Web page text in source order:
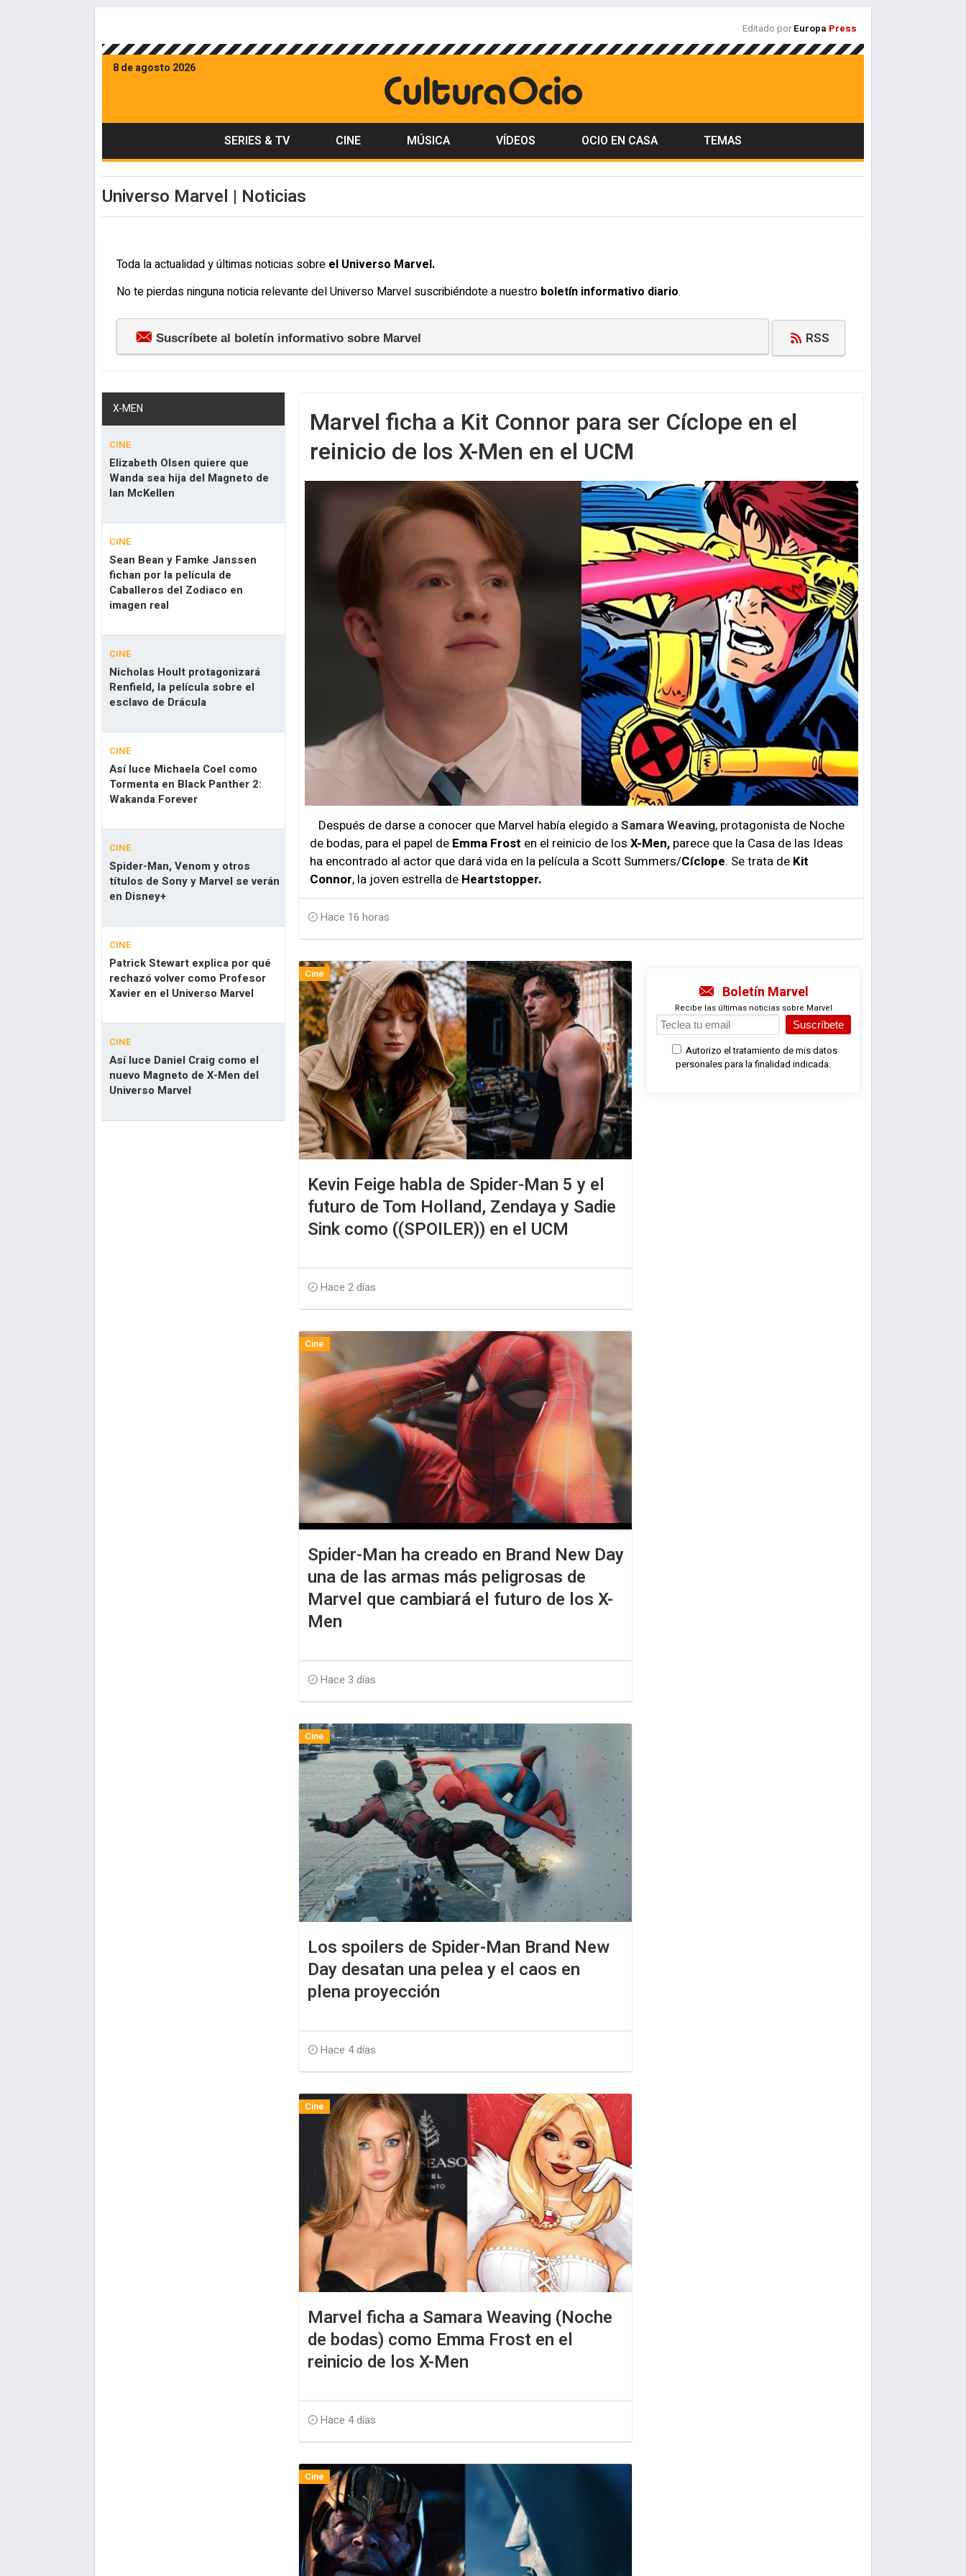
Editado por Europa Press
8 de agosto 2026
SERIES & TV CINE MÚSICA VÍDEOS OCIO EN CASA TEMAS
Universo Marvel | Noticias
Toda la actualidad y últimas noticias sobre el Universo Marvel.
No te pierdas ninguna noticia relevante del Universo Marvel suscribiéndote a nuestro boletín informativo diario.
Suscríbete al boletín informativo sobre Marvel RSS
X-MEN
CINE
Elizabeth Olsen quiere que
Wanda sea hija del Magneto de
Ian McKellen
CINE
Sean Bean y Famke Janssen
fichan por la película de
Caballeros del Zodiaco en
imagen real
CINE
Nicholas Hoult protagonizará
Renfield, la película sobre el
esclavo de Drácula
CINE
Así luce Michaela Coel como
Tormenta en Black Panther 2:
Wakanda Forever
CINE
Spider-Man, Venom y otros
títulos de Sony y Marvel se verán
en Disney+
CINE
Patrick Stewart explica por qué
rechazó volver como Profesor
Xavier en el Universo Marvel
CINE
Así luce Daniel Craig como el
nuevo Magneto de X-Men del
Universo Marvel
Marvel ficha a Kit Connor para ser Cíclope en el
reinicio de los X-Men en el UCM
Después de darse a conocer que Marvel había elegido aSamara Weaving, protagonista de Noche
de bodas, para el papel de Emma Frost en el reinicio de los X-Men, parece que la Casa de las Ideas
ha encontrado al actor que dará vida en la película a Scott Summers/Cíclope. Se trata de Kit
Connor, la joven estrella de Heartstopper.
Hace 16 horas
Cine
Kevin Feige habla de Spider-Man 5 y el
futuro de Tom Holland, Zendaya y Sadie
Sink como ((SPOILER)) en el UCM
Hace 2 días
Cine
Spider-Man ha creado en Brand New Day
una de las armas más peligrosas de
Marvel que cambiará el futuro de los X-
Men
Hace 3 días
Cine
Los spoilers de Spider-Man Brand New
Day desatan una pelea y el caos en
plena proyección
Hace 4 días
Cine
Marvel ficha a Samara Weaving (Noche
de bodas) como Emma Frost en el
reinicio de los X-Men
Hace 4 días
Cine
Boletín Marvel
Recibe las últimas noticias sobre Marvel
Suscríbete
Autorizo el tratamiento de mis datos
personales para la finalidad indicada.